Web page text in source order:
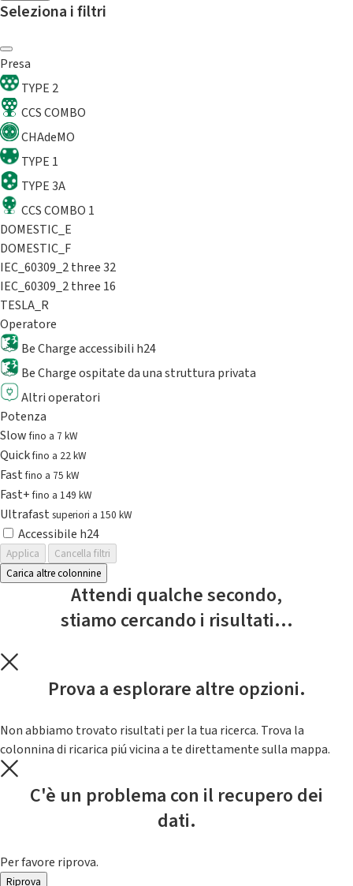
Seleziona i filtri
Presa
TYPE 2
CCS COMBO
CHAdeMO
TYPE 1
TYPE 3A
CCS COMBO 1
DOMESTIC_E
DOMESTIC_F
IEC_60309_2 three 32
IEC_60309_2 three 16
TESLA_R
Operatore
Be Charge accessibili h24
Be Charge ospitate da una struttura privata
Altri operatori
Potenza
Slowfino a 7 kW
Quickfino a 22 kW
Fastfino a 75 kW
Fast+fino a 149 kW
Ultrafast superiori a 150 kW
Accessibile h24
Applica
Cancella filtri
Carica altre colonnine
Attendi qualche secondo,
stiamo cercando i risultati...
Prova a esplorare altre opzioni.
Non abbiamo trovato risultati per la tua ricerca. Trova la
colonnina di ricarica piú vicina a te direttamente sulla mappa.
C'è un problema con il recupero dei
dati.
Per favore riprova.
Riprova